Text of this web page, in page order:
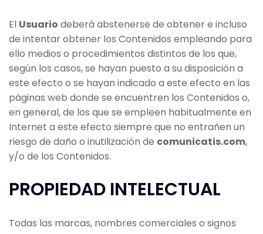
El Usuario deberá abstenerse de obtener e incluso
de intentar obtener los Contenidos empleando para
ello medios o procedimientos distintos de los que,
según los casos, se hayan puesto a su disposición a
este efecto o se hayan indicado a este efecto en las
páginas web donde se encuentren los Contenidos o,
en general, de los que se empleen habitualmente en
Internet a este efecto siempre que no entrañen un
riesgo de daño o inutilización de comunicatis.com,
y/o de los Contenidos.
PROPIEDAD INTELECTUAL
Todas las marcas, nombres comerciales o signos